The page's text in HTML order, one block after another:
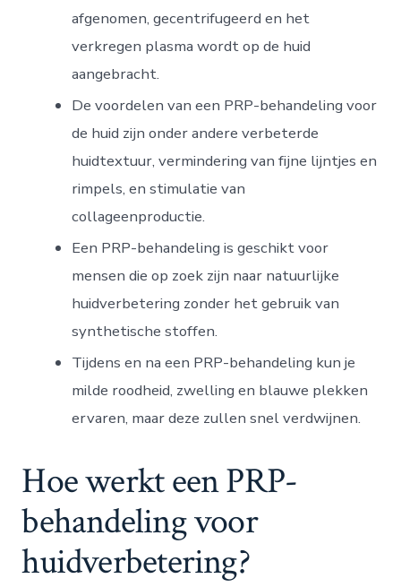
afgenomen, gecentrifugeerd en het
verkregen plasma wordt op de huid
aangebracht.
De voordelen van een PRP-behandeling voor
de huid zijn onder andere verbeterde
huidtextuur, vermindering van fijne lijntjes en
rimpels, en stimulatie van
collageenproductie.
Een PRP-behandeling is geschikt voor
mensen die op zoek zijn naar natuurlijke
huidverbetering zonder het gebruik van
synthetische stoffen.
Tijdens en na een PRP-behandeling kun je
milde roodheid, zwelling en blauwe plekken
ervaren, maar deze zullen snel verdwijnen.
Hoe werkt een PRP-
behandeling voor
huidverbetering?